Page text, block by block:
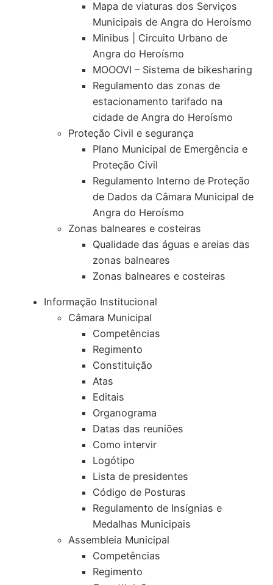
Mapa de viaturas dos Serviços
Municipais de Angra do Heroísmo
Minibus | Circuito Urbano de
Angra do Heroísmo
MOOOVI – Sistema de bikesharing
Regulamento das zonas de
estacionamento tarifado na
cidade de Angra do Heroísmo
Proteção Civil e segurança
Plano Municipal de Emergência e
Proteção Civil
Regulamento Interno de Proteção
de Dados da Câmara Municipal de
Angra do Heroísmo
Zonas balneares e costeiras
Qualidade das águas e areias das
zonas balneares
Zonas balneares e costeiras
Informação Institucional
Câmara Municipal
Competências
Regimento
Constituição
Atas
Editais
Organograma
Datas das reuniões
Como intervir
Logótipo
Lista de presidentes
Código de Posturas
Regulamento de Insígnias e
Medalhas Municipais
Assembleia Municipal
Competências
Regimento